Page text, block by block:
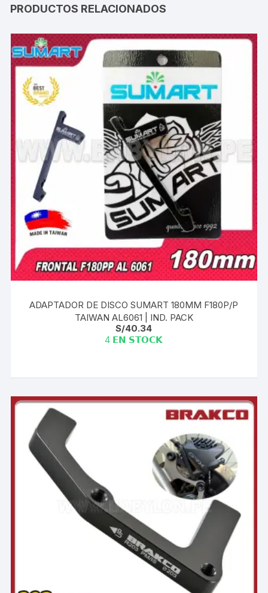
PRODUCTOS RELACIONADOS
ADAPTADOR DE DISCO SUMART 180MM F180P/P
TAIWAN AL6061 | IND. PACK
S/40.34
4 𝗘𝗡 𝗦𝗧𝗢𝗖𝗞